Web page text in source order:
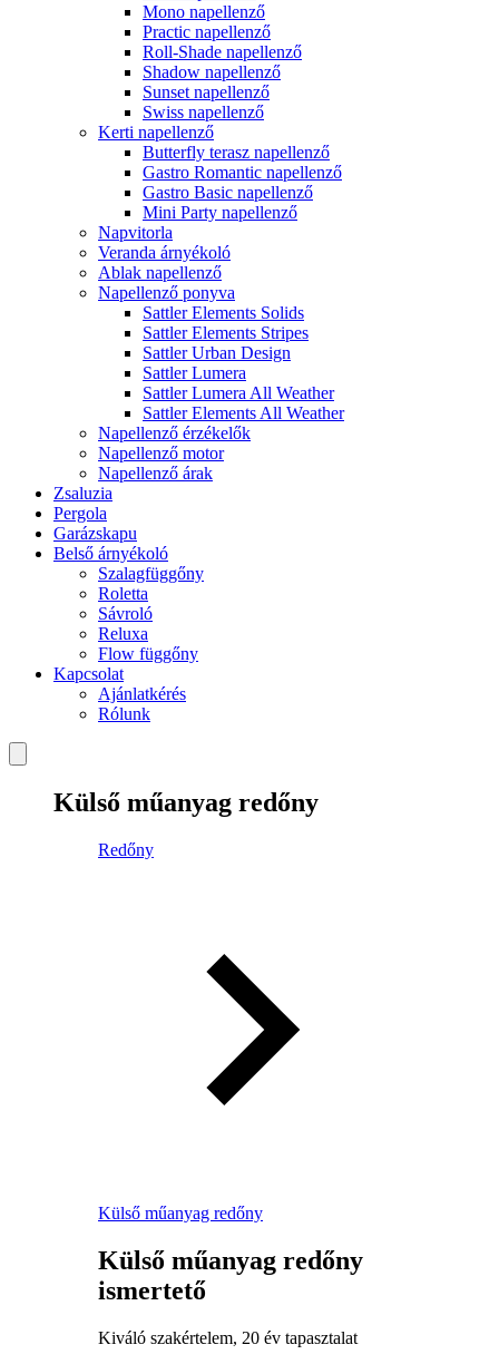
Mono napellenző
Practic napellenző
Roll-Shade napellenző
Shadow napellenző
Sunset napellenző
Swiss napellenző
Kerti napellenző
Butterfly terasz napellenző
Gastro Romantic napellenző
Gastro Basic napellenző
Mini Party napellenző
Napvitorla
Veranda árnyékoló
Ablak napellenző
Napellenző ponyva
Sattler Elements Solids
Sattler Elements Stripes
Sattler Urban Design
Sattler Lumera
Sattler Lumera All Weather
Sattler Elements All Weather
Napellenző érzékelők
Napellenző motor
Napellenző árak
Zsaluzia
Pergola
Garázskapu
Belső árnyékoló
Szalagfüggőny
Roletta
Sávroló
Reluxa
Flow függőny
Kapcsolat
Ajánlatkérés
Rólunk
Külső műanyag redőny
Redőny
Külső műanyag redőny
Külső műanyag redőny
ismertető
Kiváló szakértelem, 20 év tapasztalat